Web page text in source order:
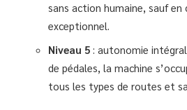
sans action humaine, sauf en
exceptionnel.
Niveau 5 : autonomie
de pédales, la machine
tous les types de routes et